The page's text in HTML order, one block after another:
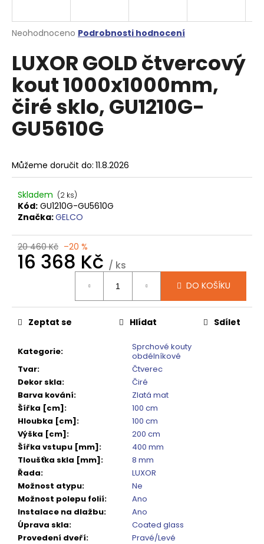
Průměrné
produktu
je
0,0
5
hvězdiček.
Neohodnoceno Podrobnosti hodnocení
LUXOR GOLD čtvercový
kout 1000x1000mm,
čiré sklo, GU1210G-
GU5610G
Můžeme doručit do: 11.8.2026
Skladem (2 ks)
Kód: GU1210G-GU5610G
Značka:GELCO
20 460 Kč –20 %
16 368 Kč / ks
DO KOŠÍKU
Kategorie:
Sprchové kouty
obdélníkové
Tvar:
Čtverec
Dekor skla:
Čiré
Barva kování:
Zlatá mat
Šířka [cm]:
100 cm
Hloubka [cm]:
100 cm
Výška [cm]:
200 cm
Šířka vstupu [mm]:
400 mm
Tloušťka skla [mm]:
8 mm
Řada:
LUXOR
Možnost atypu:
Ne
Možnost polepu folií:
Ano
Instalace na dlažbu:
Ano
Úprava skla:
Coated glass
Provedení dveří:
Pravé/Levé
Zeptat se Hlídat Sdílet
j
t
?
D
o
p
r
u
e
m
VOLCANO
CHROM
SPRCHOVÉ
DVEŘE
DO
NIKY
1400MM,
ČIRÉ
SKLO,
GV1014
16
792
Kč
Původně:
20
990
Kč